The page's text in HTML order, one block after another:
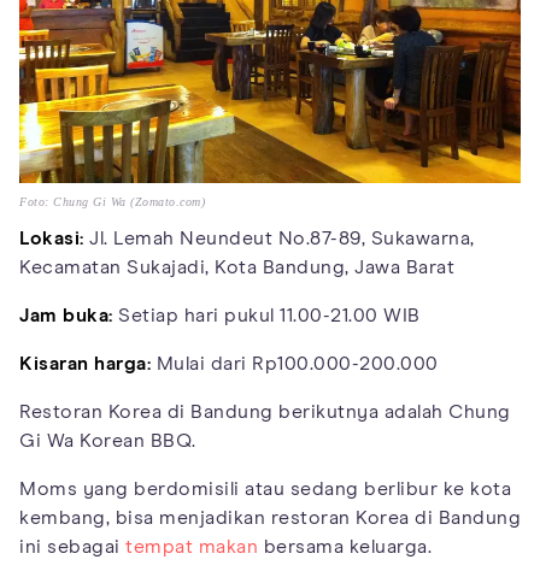
Foto: Chung Gi Wa (Zomato.com)
Lokasi: Jl. Lemah Neundeut No.87-89, Sukawarna,
Kecamatan Sukajadi, Kota Bandung, Jawa Barat
Jam buka: Setiap hari pukul 11.00-21.00 WIB
Kisaran harga: Mulai dari Rp100.000-200.000
Restoran Korea di Bandung berikutnya adalah Chung
Gi Wa Korean BBQ.
Moms yang berdomisili atau sedang berlibur ke kota
kembang, bisa menjadikan restoran Korea di Bandung
ini sebagai tempat makan bersama keluarga.